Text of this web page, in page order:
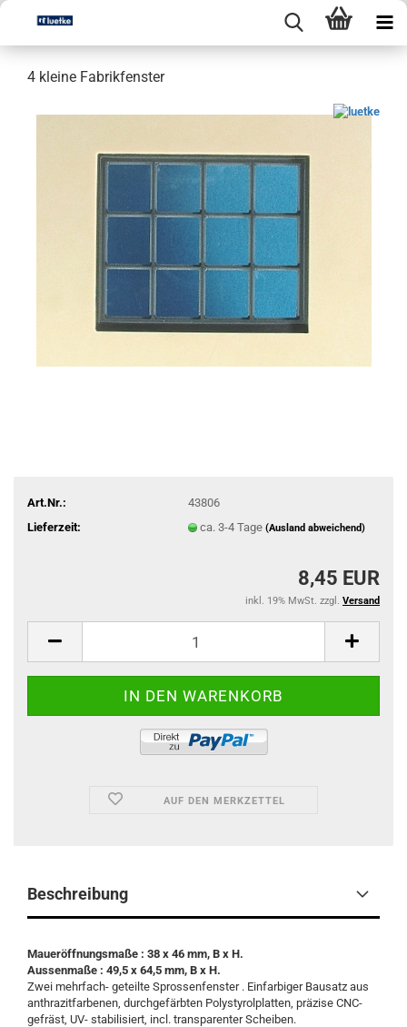
4 kleine Fabrikfenster
Art.Nr.:
43806
Lieferzeit:
ca. 3-4 Tage (Ausland abweichend)
8,45 EUR
inkl. 19% MwSt. zzgl. Versand
AUF DEN MERKZETTEL
Beschreibung
Maueröffnungsmaße : 38 x 46 mm, B x H.
Aussenmaße : 49,5 x 64,5 mm, B x H.
Zwei mehrfach- geteilte Sprossenfenster . Einfarbiger Bausatz aus
anthrazitfarbenen, durchgefärbten Polystyrolplatten, präzise CNC-
gefräst, UV- stabilisiert, incl. transparenter Scheiben.